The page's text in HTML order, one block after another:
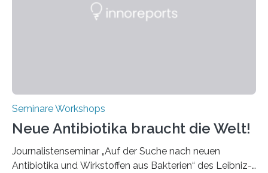
diesmal auf innovativen Strahlformungslösungen, die
Seminare Workshops
Neue Antibiotika braucht die Welt!
Journalistenseminar „Auf der Suche nach neuen
Antibiotika und Wirkstoffen aus Bakterien“ des Leibniz-